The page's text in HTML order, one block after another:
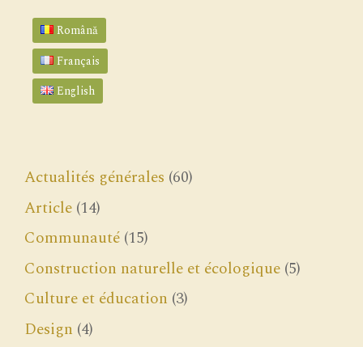
Română
Français
English
Actualités générales (60)
Article (14)
Communauté (15)
Construction naturelle et écologique (5)
Culture et éducation (3)
Design (4)